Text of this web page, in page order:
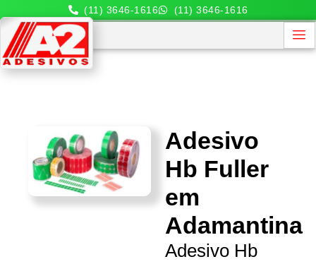
(11) 3646-1616 (11) 3646-1616
Adesivo
Hb Fuller
em
Adamantina
Adesivo Hb